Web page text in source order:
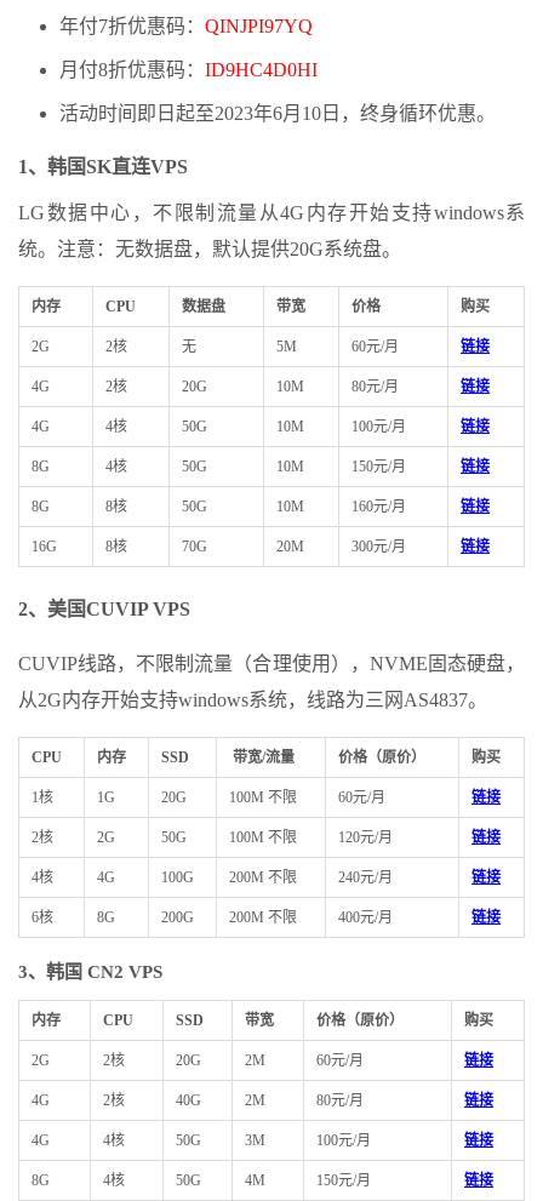
年付7折优惠码： QINJPI97YQ
月付8折优惠码： ID9HC4D0HI
活动时间即日起至2023年6月10日，终身循环优惠。
1、韩国SK直连VPS
LG数据中心，不限制流量从4G内存开始支持windows系
统。注意：无数据盘，默认提供20G系统盘。
内存 CPU 数据盘 带宽 价格 购买
2G 2核 无 5M 60元/月 链接
4G 2核 20G 10M 80元/月 链接
4G 4核 50G 10M 100元/月 链接
8G 4核 50G 10M 150元/月 链接
8G 8核 50G 10M 160元/月 链接
16G 8核 70G 20M 300元/月 链接
2、美国CUVIP VPS
CUVIP线路，不限制流量（合理使用），NVME固态硬盘，
从2G内存开始支持windows系统，线路为三网AS4837。
CPU 内存 SSD 带宽/流量 价格（原价） 购买
1核 1G 20G 100M 不限 60元/月 链接
2核 2G 50G 100M 不限 120元/月 链接
4核 4G 100G 200M 不限 240元/月 链接
6核 8G 200G 200M 不限 400元/月 链接
3、韩国 CN2 VPS
内存 CPU SSD 带宽 价格（原价） 购买
2G 2核 20G 2M 60元/月 链接
4G 2核 40G 2M 80元/月 链接
4G 4核 50G 3M 100元/月 链接
8G 4核 50G 4M 150元/月 链接